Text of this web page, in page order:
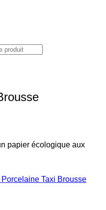
papier écologique aux
Porcelaine Taxi Brousse